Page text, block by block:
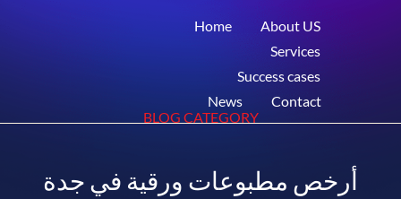
Home
About US
Services
Success cases
News
Contact
BLOG CATEGORY
أرخص مطبوعات ورقية في جدة